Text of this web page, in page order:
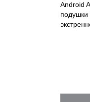
Android
подушки